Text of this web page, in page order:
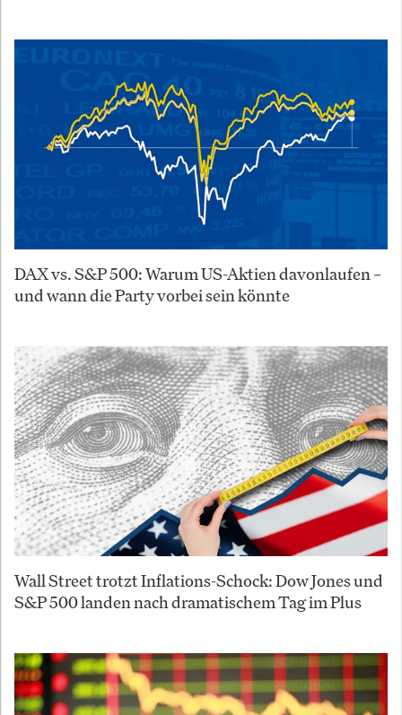
DAX vs. S&P 500: Warum US-Aktien davonlaufen –
und wann die Party vorbei sein könnte
Wall Street trotzt Inflations-Schock: Dow Jones und
S&P 500 landen nach dramatischem Tag im Plus